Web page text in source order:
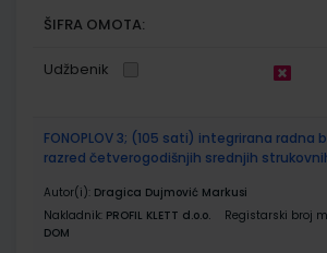
ŠIFRA OMOTA:
Udžbenik
FONOPLOV 3; (105 sati) integrirana radna
razred četverogodišnjih srednjih
Autor(i): Dragica Dujmović Markusi
Nakladnik: PROFIL KLETT d.o.o. Registarski broj
DOM